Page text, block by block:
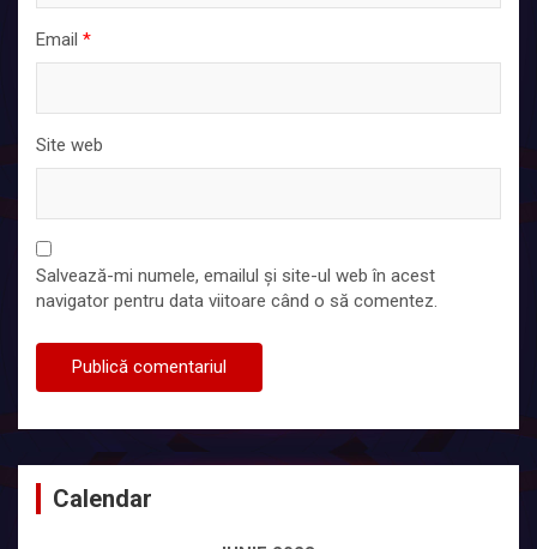
Email *
Site web
Salvează-mi numele, emailul și site-ul web în acest
navigator pentru data viitoare când o să comentez.
Calendar